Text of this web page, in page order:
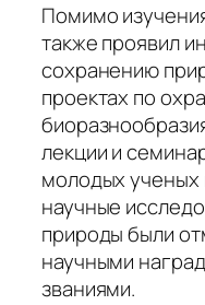
Помимо
также проявил
сохранению
проектах по
лекции и
молодых ученых
научные
природы были
научными
званиями.